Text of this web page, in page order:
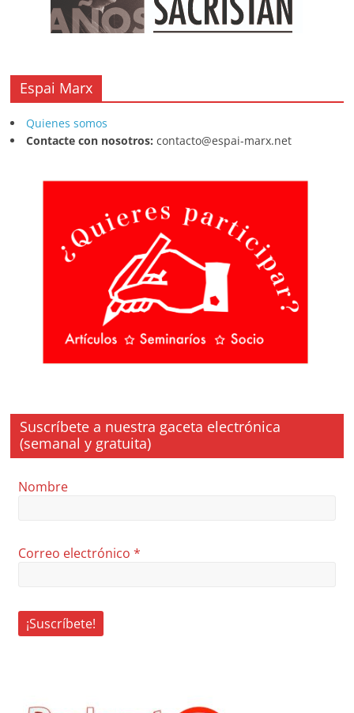
Espai Marx
Quienes somos
Contacte con nosotros: contacto@espai-marx.net
Suscríbete a nuestra gaceta electrónica
(semanal y gratuita)
Nombre
Correo electrónico*